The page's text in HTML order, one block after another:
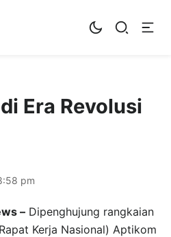
Bisnis
Era Revolusi
pm
– Dipenghujung rangkaian
Kerja Nasional) Aptikom